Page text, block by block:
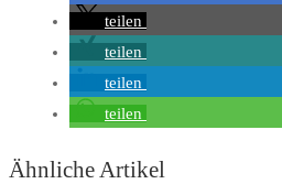
teilen
teilen
teilen
teilen
Ähnliche Artikel